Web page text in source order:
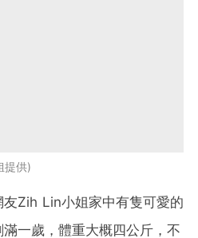
提供
Zih Lin小姐家中有隻可愛的
一歲，體重大概四公斤，不